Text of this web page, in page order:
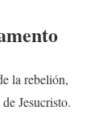
la rebelión,
Jesucristo.